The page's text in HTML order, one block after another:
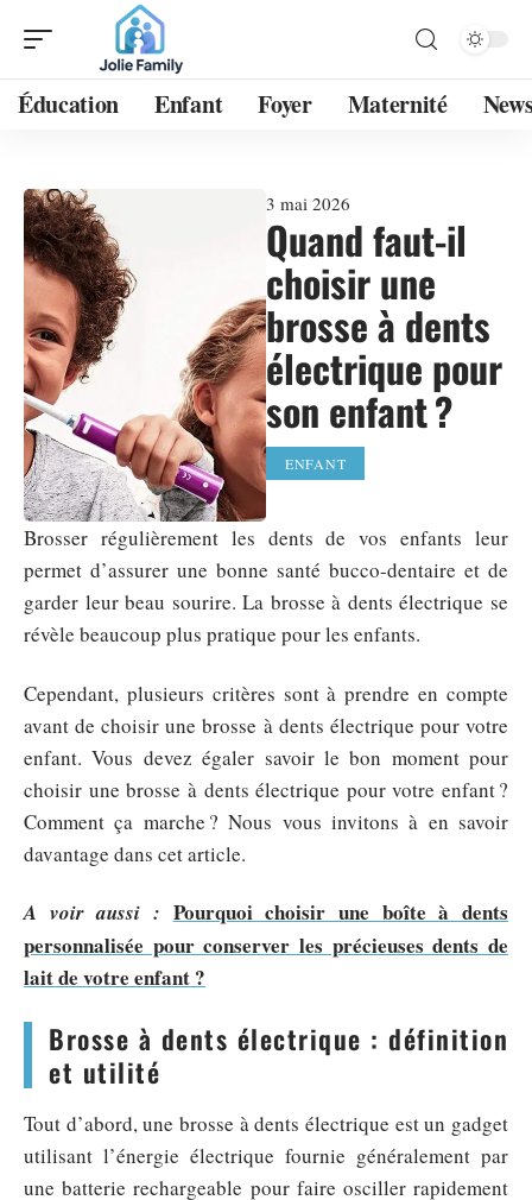
Éducation Enfant Foyer Maternité
3 mai 2026
Quand faut-il
choisir une
brosse à dents
électrique pour
son enfant ?
ENFANT
Brosser régulièrement les dents de vos enfants leur
permet d’assurer une bonne santé bucco-dentaire et de
garder leur beau sourire. La brosse à dents électrique se
révèle beaucoup plus pratique pour les enfants.
Cependant, plusieurs critères sont à prendre en compte
avant de choisir une brosse à dents électrique pour votre
enfant. Vous devez égaler savoir le bon moment pour
choisir une brosse à dents électrique pour votre enfant ?
Comment ça marche ? Nous vous invitons à en savoir
davantage dans cet article.
A voir aussi : Pourquoi choisir une boîte à dents
personnalisée pour conserver les précieuses dents de
lait de votre enfant ?
Brosse à dents électrique : définition
et utilité
Tout d’abord, une brosse à dents électrique est un gadget
utilisant l’énergie électrique fournie généralement par
une batterie rechargeable pour faire osciller rapidement